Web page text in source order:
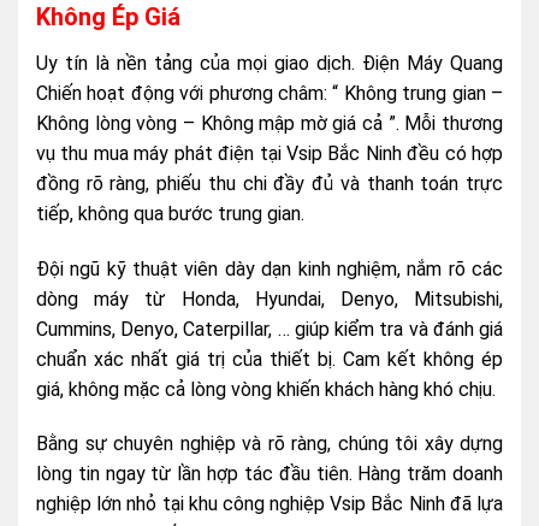
Không Ép Giá
Uy tín là nền tảng của mọi giao dịch. Điện Máy Quang
Chiến hoạt động với phương châm: “ Không trung gian –
Không lòng vòng – Không mập mờ giá cả ”. Mỗi thương
vụ thu mua máy phát điện tại Vsip Bắc Ninh đều có hợp
đồng rõ ràng, phiếu thu chi đầy đủ và thanh toán trực
tiếp, không qua bước trung gian.
Đội ngũ kỹ thuật viên dày dạn kinh nghiệm, nắm rõ các
dòng máy từ Honda, Hyundai, Denyo, Mitsubishi,
Cummins, Denyo, Caterpillar, … giúp kiểm tra và đánh giá
chuẩn xác nhất giá trị của thiết bị. Cam kết không ép
giá, không mặc cả lòng vòng khiến khách hàng khó chịu.
Bằng sự chuyên nghiệp và rõ ràng, chúng tôi xây dựng
lòng tin ngay từ lần hợp tác đầu tiên. Hàng trăm doanh
nghiệp lớn nhỏ tại khu công nghiệp Vsip Bắc Ninh đã lựa